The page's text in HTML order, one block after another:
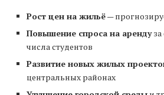
Рост цен на жильё—
Повышение спроса на арендуза
числа студентов
Развитие новых жилых
центральных районах